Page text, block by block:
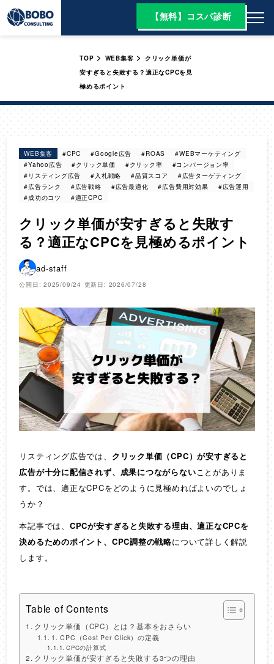
【無料】コスパ診断
TOP > WEB集客 >
クリック単価が
安すぎると失敗する？適正なCPCを見
極めるポイント
WEB集客 #CPC #Google広告 #ROAS
#WEBマーケティング
#Yahoo広告
#クリック単価 #クリック率
#コンバージョン率
#リスティング広告
#入札戦略 #品質スコア
#広告ターゲティング
#広告ランク
#広告戦略 #広告最適化 #広告費用対効果
#広告運用
#成功のコツ
#適正CPC
クリック単価が安すぎると失敗す
る？適正なCPCを見極めるポイント
ad-staff
公開日: 2025/09/24 更新日: 2026/07/28
リスティング広告では、 クリック単価（CPC）が安すぎると
広告が十分に配信されず、成果につながらないことがありま
す。では、適正なCPCをどのように見極めればよいのでしょ
うか？
本記事では、 CPCが安すぎると失敗する理由、適正なCPCを
決めるためのポイント、CPC調整の戦略について詳しく解説
します。
Table of Contents
クリック単価（CPC）とは？基本をおさらい
1. CPC（Cost Per Click）の定義
CPCの計算式
クリック単価が安すぎると失敗する3つの理由